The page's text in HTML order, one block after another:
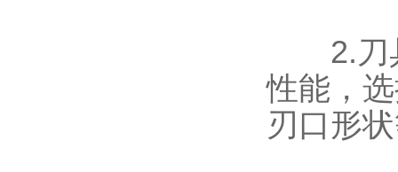
2.刀具
性能，
刃口形